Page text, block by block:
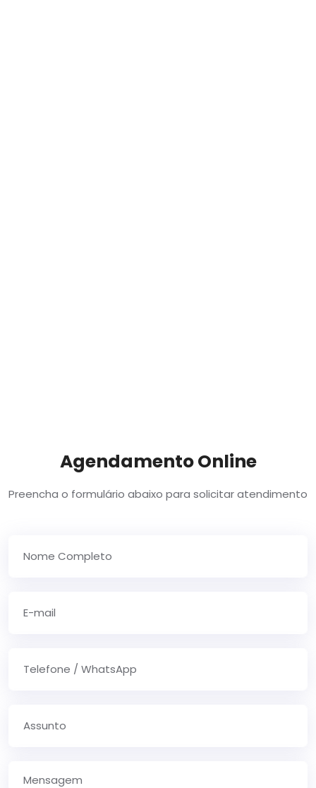
Agendamento Online
Preencha o formulário abaixo para solicitar atendimento